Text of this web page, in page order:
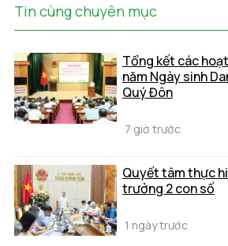
Tin cùng chuyên mục
Tổng kết các
năm Ngày sinh
Quý Đôn
7 giờ trước
Quyết tâm thực
trưởng 2 con số
1 ngày trước